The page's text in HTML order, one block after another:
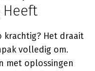
krachtig? Het draait
volledig om.
met oplossingen